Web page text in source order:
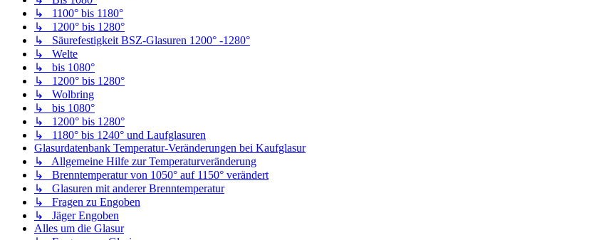
↳ 1100° bis 1180°
↳ 1200° bis 1280°
↳ Säurefestigkeit BSZ-Glasuren 1200° -1280°
↳ Welte
↳ bis 1080°
↳ 1200° bis 1280°
↳ Wolbring
↳ bis 1080°
↳ 1200° bis 1280°
↳ 1180° bis 1240° und Laufglasuren
Glasurdatenbank Temperatur-Veränderungen bei Kaufglasur
↳ Allgemeine Hilfe zur Temperaturveränderung
↳ Brenntemperatur von 1050° auf 1150° verändert
↳ Glasuren mit anderer Brenntemperatur
↳ Fragen zu Engoben
↳ Jäger Engoben
Alles um die Glasur